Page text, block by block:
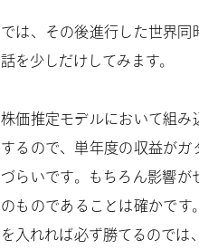
では、その後進行した世界
話を少しだけしてみます。
株価推定モデルにおいて組み
するので、単年度の収益が
づらいです。もちろん影響
のものであることは確かで
を入れれば必ず勝てるのでは